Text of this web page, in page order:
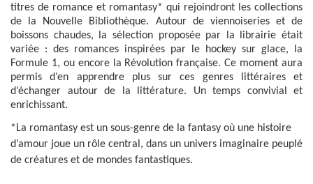
titres de romance et romantasy* qui rejoindront les collections
de la Nouvelle Bibliothèque. Autour de viennoiseries et de
boissons chaudes, la sélection proposée par la librairie était
variée : des romances inspirées par le hockey sur glace, la
Formule 1, ou encore la Révolution française. Ce moment aura
permis d’en apprendre plus sur ces genres littéraires et
d’échanger autour de la littérature. Un temps convivial et
enrichissant.
* La romantasy est un sous-genre de la fantasy où une histoire
d’amour joue un rôle central, dans un univers imaginaire peuplé
de créatures et de mondes fantastiques.